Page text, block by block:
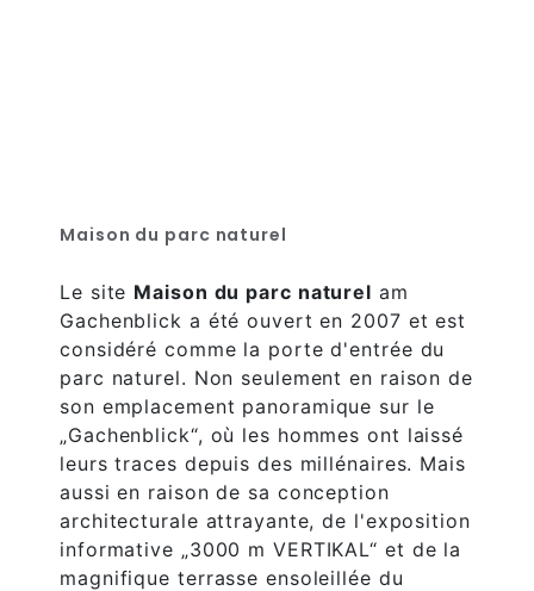
Maison du parc naturel
Le site Maison du parc naturel am
Gachenblick a été ouvert en 2007 et est
considéré comme la porte d'entrée du
parc naturel. Non seulement en raison de
son emplacement panoramique sur le
„Gachenblick“, où les hommes ont laissé
leurs traces depuis des millénaires. Mais
aussi en raison de sa conception
architecturale attrayante, de l'exposition
informative „3000 m VERTIKAL“ et de la
magnifique terrasse ensoleillée du